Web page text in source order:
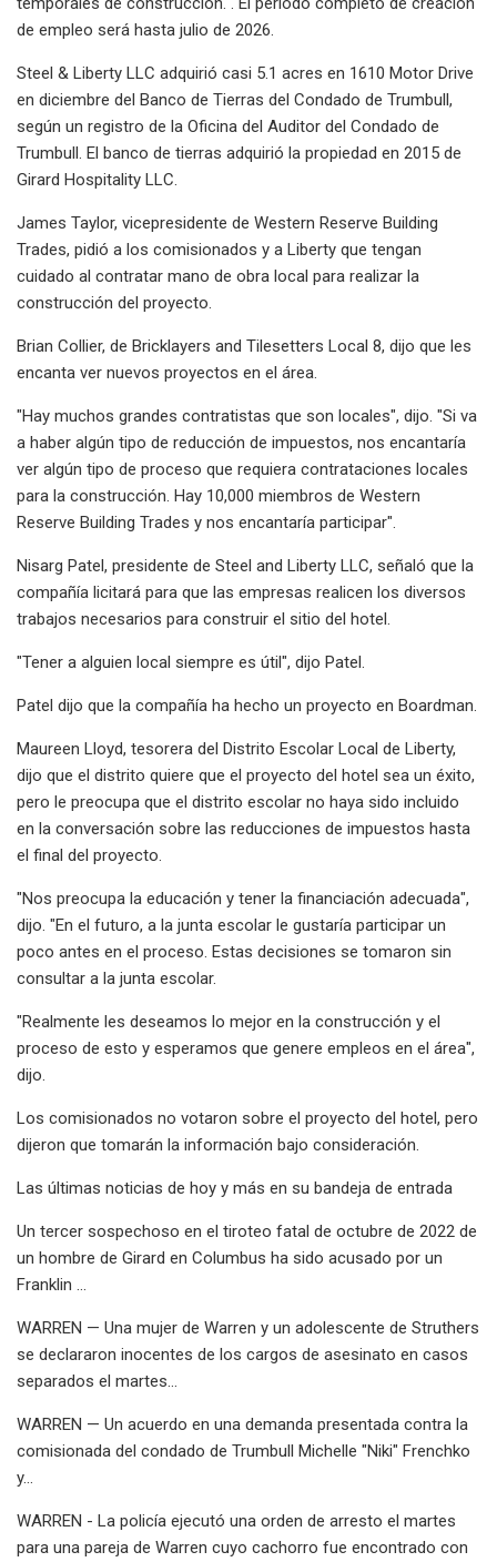
de empleo será hasta julio de 2026.
Steel & Liberty LLC adquirió casi 5.1 acres en 1610 Motor Drive
en diciembre del Banco de Tierras del Condado de Trumbull,
según un registro de la Oficina del Auditor del Condado de
Trumbull. El banco de tierras adquirió la propiedad en 2015 de
Girard Hospitality LLC.
James Taylor, vicepresidente de Western Reserve Building
Trades, pidió a los comisionados y a Liberty que tengan
cuidado al contratar mano de obra local para realizar la
construcción del proyecto.
Brian Collier, de Bricklayers and Tilesetters Local 8, dijo que les
encanta ver nuevos proyectos en el área.
"Hay muchos grandes contratistas que son locales", dijo. "Si va
a haber algún tipo de reducción de impuestos, nos encantaría
ver algún tipo de proceso que requiera contrataciones locales
para la construcción. Hay 10,000 miembros de Western
Reserve Building Trades y nos encantaría participar".
Nisarg Patel, presidente de Steel and Liberty LLC, señaló que la
compañía licitará para que las empresas realicen los diversos
trabajos necesarios para construir el sitio del hotel.
"Tener a alguien local siempre es útil", dijo Patel.
Patel dijo que la compañía ha hecho un proyecto en Boardman.
Maureen Lloyd, tesorera del Distrito Escolar Local de Liberty,
dijo que el distrito quiere que el proyecto del hotel sea un éxito,
pero le preocupa que el distrito escolar no haya sido incluido
en la conversación sobre las reducciones de impuestos hasta
el final del proyecto.
"Nos preocupa la educación y tener la financiación adecuada",
dijo. "En el futuro, a la junta escolar le gustaría participar un
poco antes en el proceso. Estas decisiones se tomaron sin
consultar a la junta escolar.
"Realmente les deseamos lo mejor en la construcción y el
proceso de esto y esperamos que genere empleos en el área",
dijo.
Los comisionados no votaron sobre el proyecto del hotel, pero
dijeron que tomarán la información bajo consideración.
Las últimas noticias de hoy y más en su bandeja de entrada
Un tercer sospechoso en el tiroteo fatal de octubre de 2022 de
un hombre de Girard en Columbus ha sido acusado por un
Franklin ...
WARREN — Una mujer de Warren y un adolescente de Struthers
se declararon inocentes de los cargos de asesinato en casos
separados el martes...
WARREN — Un acuerdo en una demanda presentada contra la
comisionada del condado de Trumbull Michelle "Niki" Frenchko
y...
WARREN - La policía ejecutó una orden de arresto el martes
para una pareja de Warren cuyo cachorro fue encontrado con